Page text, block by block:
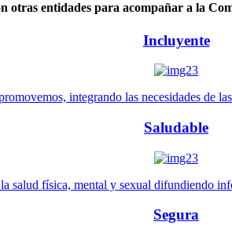
otras entidades para acompañar a la
Incluyente
integrando las necesidades de
Saludable
salud física, mental y sexual difundiendo
Segura